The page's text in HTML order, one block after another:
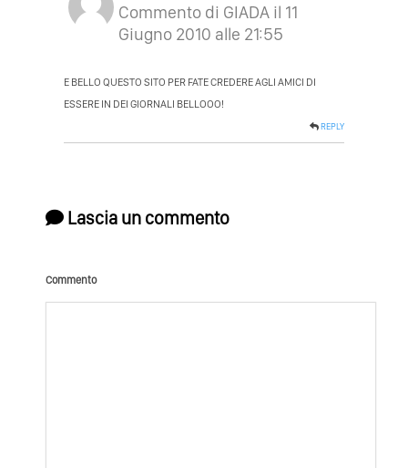
Commento di GIADA il 11
Giugno 2010 alle 21:55
E BELLO QUESTO SITO PER FATE CREDERE AGLI AMICI DI
ESSERE IN DEI GIORNALI BELLOOO!
REPLY
Lascia un commento
Commento